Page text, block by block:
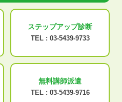
ステップアップ診断
TEL : 03-5439-9733
無料講師派遣
TEL : 03-5439-9716